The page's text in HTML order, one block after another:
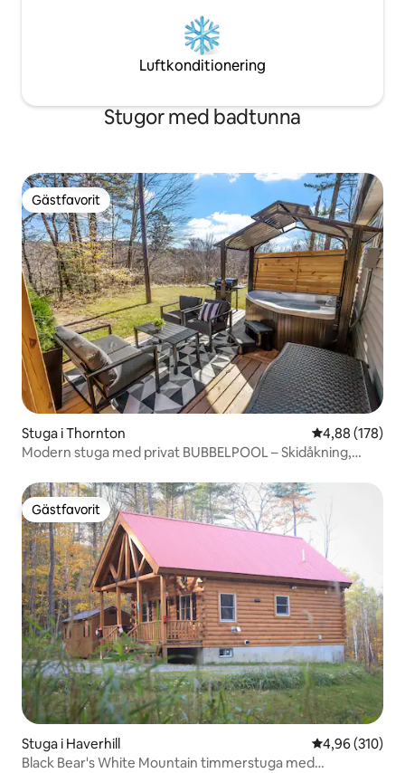
Luftkonditionering
Stugor med badtunna
Gästfavorit
Gästfavorit
Stuga i Thornton 4,88 av 5 i
4,88 (178)
Modern stuga med privat BUBBELPOOL – Skidåkning,
Gästfavorit
Gästfavorit
Stuga i Haverhill 4,96 av 5 i
4,96 (310)
Black Bear's White Mountain timmerstuga med